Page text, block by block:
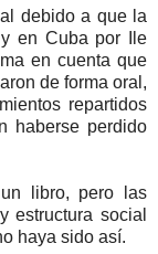
debido a que la
en Cuba por Ile
en cuenta que
de forma oral,
repartidos
haberse perdido
libro, pero las
estructura social
haya sido así.